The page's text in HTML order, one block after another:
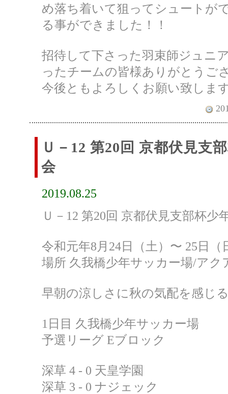
め落ち着いて狙ってシュートが
る事ができました！！
招待して下さった羽束師ジュニ
ったチームの皆様ありがとうご
今後ともよろしくお願い致しま
Ｕ－12 第20回 京都伏見支
会
2019.08.25
Ｕ－12 第20回 京都伏見支部杯少
令和元年8月24日（土）〜 25日（
場所 久我橋少年サッカー場/アク
早朝の涼しさに秋の気配を感じ
1日目 久我橋少年サッカー場
予選リーグ Eブロック
深草 4 - 0 天皇学園
深草 3 - 0 ナジェック